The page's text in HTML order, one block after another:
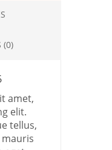
(0)
amet,
elit.
tellus,